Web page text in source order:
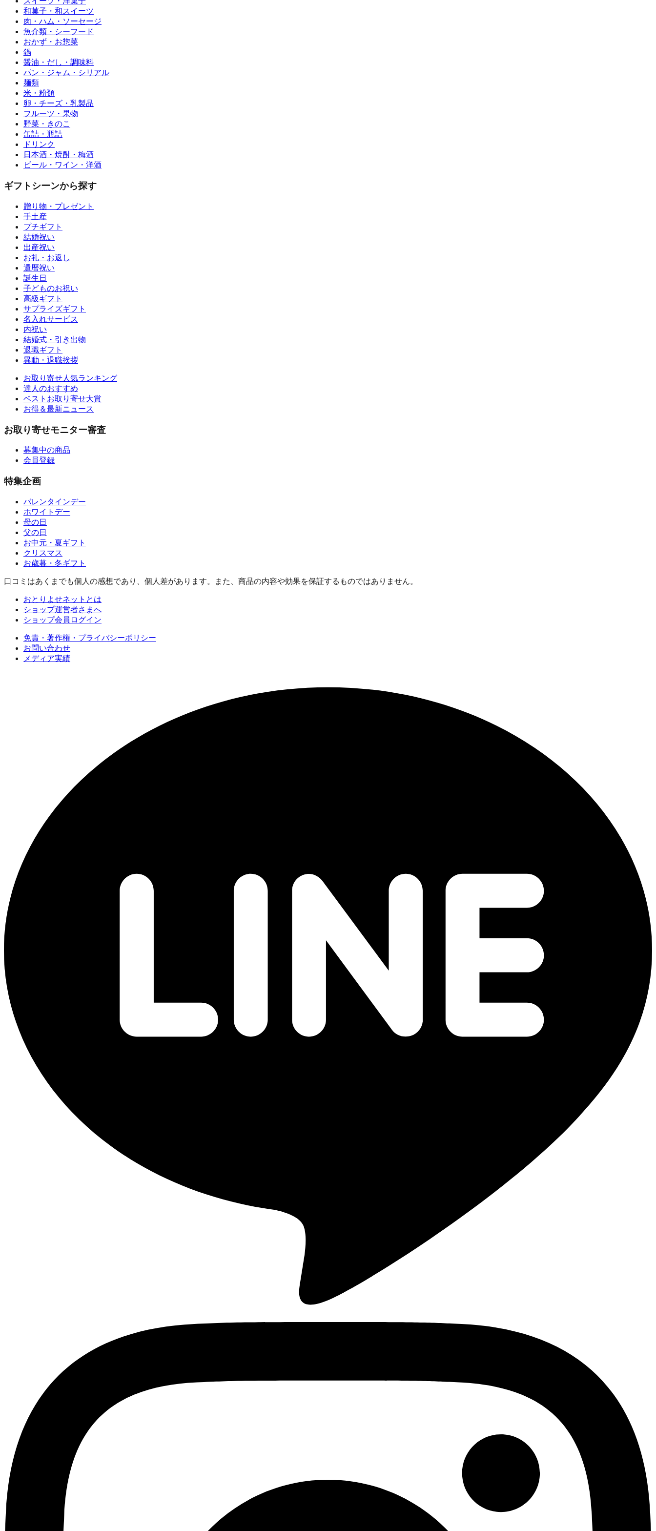
和菓子・和スイーツ
肉・ハム・ソーセージ
魚介類・シーフード
おかず・お惣菜
鍋
醤油・だし・調味料
パン・ジャム・シリアル
麺類
米・粉類
卵・チーズ・乳製品
フルーツ・果物
野菜・きのこ
缶詰・瓶詰
ドリンク
日本酒・焼酎・梅酒
ビール・ワイン・洋酒
ギフトシーンから探す
贈り物・プレゼント
手土産
プチギフト
結婚祝い
出産祝い
お礼・お返し
還暦祝い
誕生日
子どものお祝い
高級ギフト
サプライズギフト
名入れサービス
内祝い
結婚式・引き出物
退職ギフト
異動・退職挨拶
お取り寄せ人気ランキング
達人のおすすめ
ベストお取り寄せ大賞
お得＆最新ニュース
お取り寄せモニター審査
募集中の商品
会員登録
特集企画
バレンタインデー
ホワイトデー
母の日
父の日
お中元・夏ギフト
クリスマス
お歳暮・冬ギフト
口コミはあくまでも個人の感想であり、個人差があります。また、商品の内容や効果を保証するものではありません。
おとりよせネットとは
ショップ運営者さまへ
ショップ会員ログイン
免責・著作権・プライバシーポリシー
お問い合わせ
メディア実績